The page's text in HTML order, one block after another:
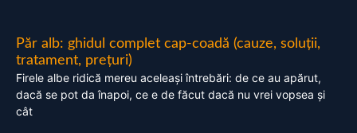
Păr alb: ghidul complet cap-coadă (cauze, soluții,
tratament, prețuri)
Firele albe ridică mereu aceleași întrebări: de ce au apărut,
dacă se pot da înapoi, ce e de făcut dacă nu vrei vopsea și
cât